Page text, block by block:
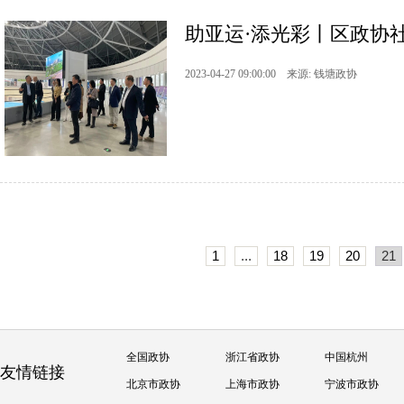
助亚运·添光彩丨区政协
2023-04-27 09:00:00 来源: 钱塘政协
1 ... 18 19 20 21
友情链接
全国政协 浙江省政协 中国杭州
北京市政协 上海市政协 宁波市政协